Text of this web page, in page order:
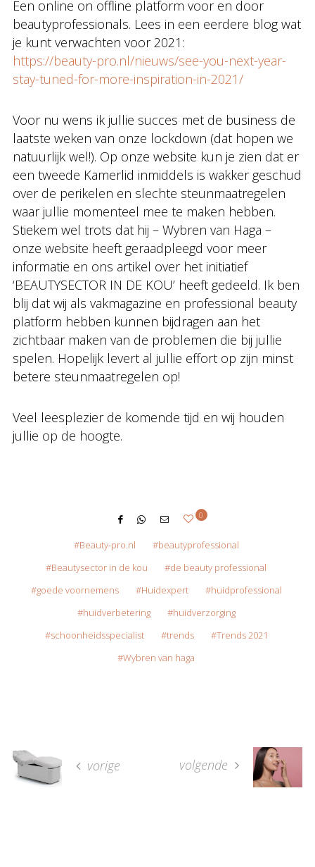
Een online on offline platform voor en door
beautyprofessionals. Lees in een eerdere blog wat
je kunt verwachten voor 2021:
https://beauty-pro.nl/nieuws/see-you-next-year-
stay-tuned-for-more-inspiration-in-2021/
Voor nu wens ik jullie succes met de business de
laatste weken van onze lockdown (dat hopen we
natuurlijk wel!). Op onze website kun je zien dat er
een tweede Kamerlid inmiddels is wakker geschud
over de perikelen en slechte steunmaatregelen
waar jullie momenteel mee te maken hebben.
Stiekem wel trots dat hij – Wybren van Haga –
onze website heeft geraadpleegd voor meer
informatie en ons artikel over het initiatief
‘BEAUTYSECTOR IN DE KOU’ heeft gedeeld. Ik ben
blij dat wij als vakmagazine en professional beauty
platform hebben kunnen bijdragen aan het
zichtbaar maken van de problemen die bij jullie
spelen. Hopelijk levert al jullie effort op zijn minst
betere steunmaatregelen op!
Veel leesplezier de komende tijd en wij houden
jullie op de hoogte.
0
Beauty-pro.nl
beautyprofessional
Beautysector in de kou
de beauty professional
goede voornemens
Huidexpert
huidprofessional
huidverbetering
huidverzorging
schoonheidsspecialist
trends
Trends 2021
Wybren van haga
vorige volgende